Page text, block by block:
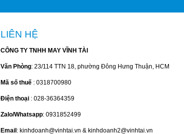
LIÊN HỆ
CÔNG TY TNHH MAY VĨNH TÀI
Văn Phòng: 23/114 TTN 18, phường Đông Hưng Thuận, HCM
Mã số thuế : 0318700980
Điện thoại : 028-36364359
Zalo/Whatsapp: 0931852499
Email: kinhdoanh@vinhtai.vn & kinhdoanh2@vinhtai.vn